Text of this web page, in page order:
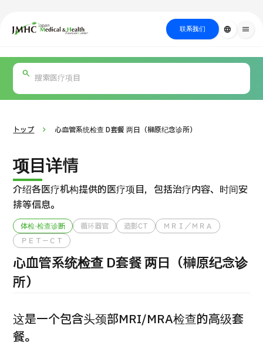
日本医疗健康雅旅中心（JMHC） 联系我们 language menu
关于日本医疗
按部位・疾
病搜索
方法搜索
医疗
PICK UP PROGRAM
国际 第二医疗意见（湘南镰仓综合医院）
治療 治療
トップ 心血管系统检查 D套餐 两日（榊󠄀原纪念诊所）
项目详情
介绍各医疗机构提供的医疗项目，包括治疗内容、时间安
排等信息。
体检·检查诊断 循环器官 造影CT
ＭＲＩ／ＭＲＡ
ＰＥＴ－ＣＴ
心血管系统检查 D套餐 两日（榊󠄀原纪念诊
所）
这是一个包含头颈部MRI/MRA检查的高级套
餐。